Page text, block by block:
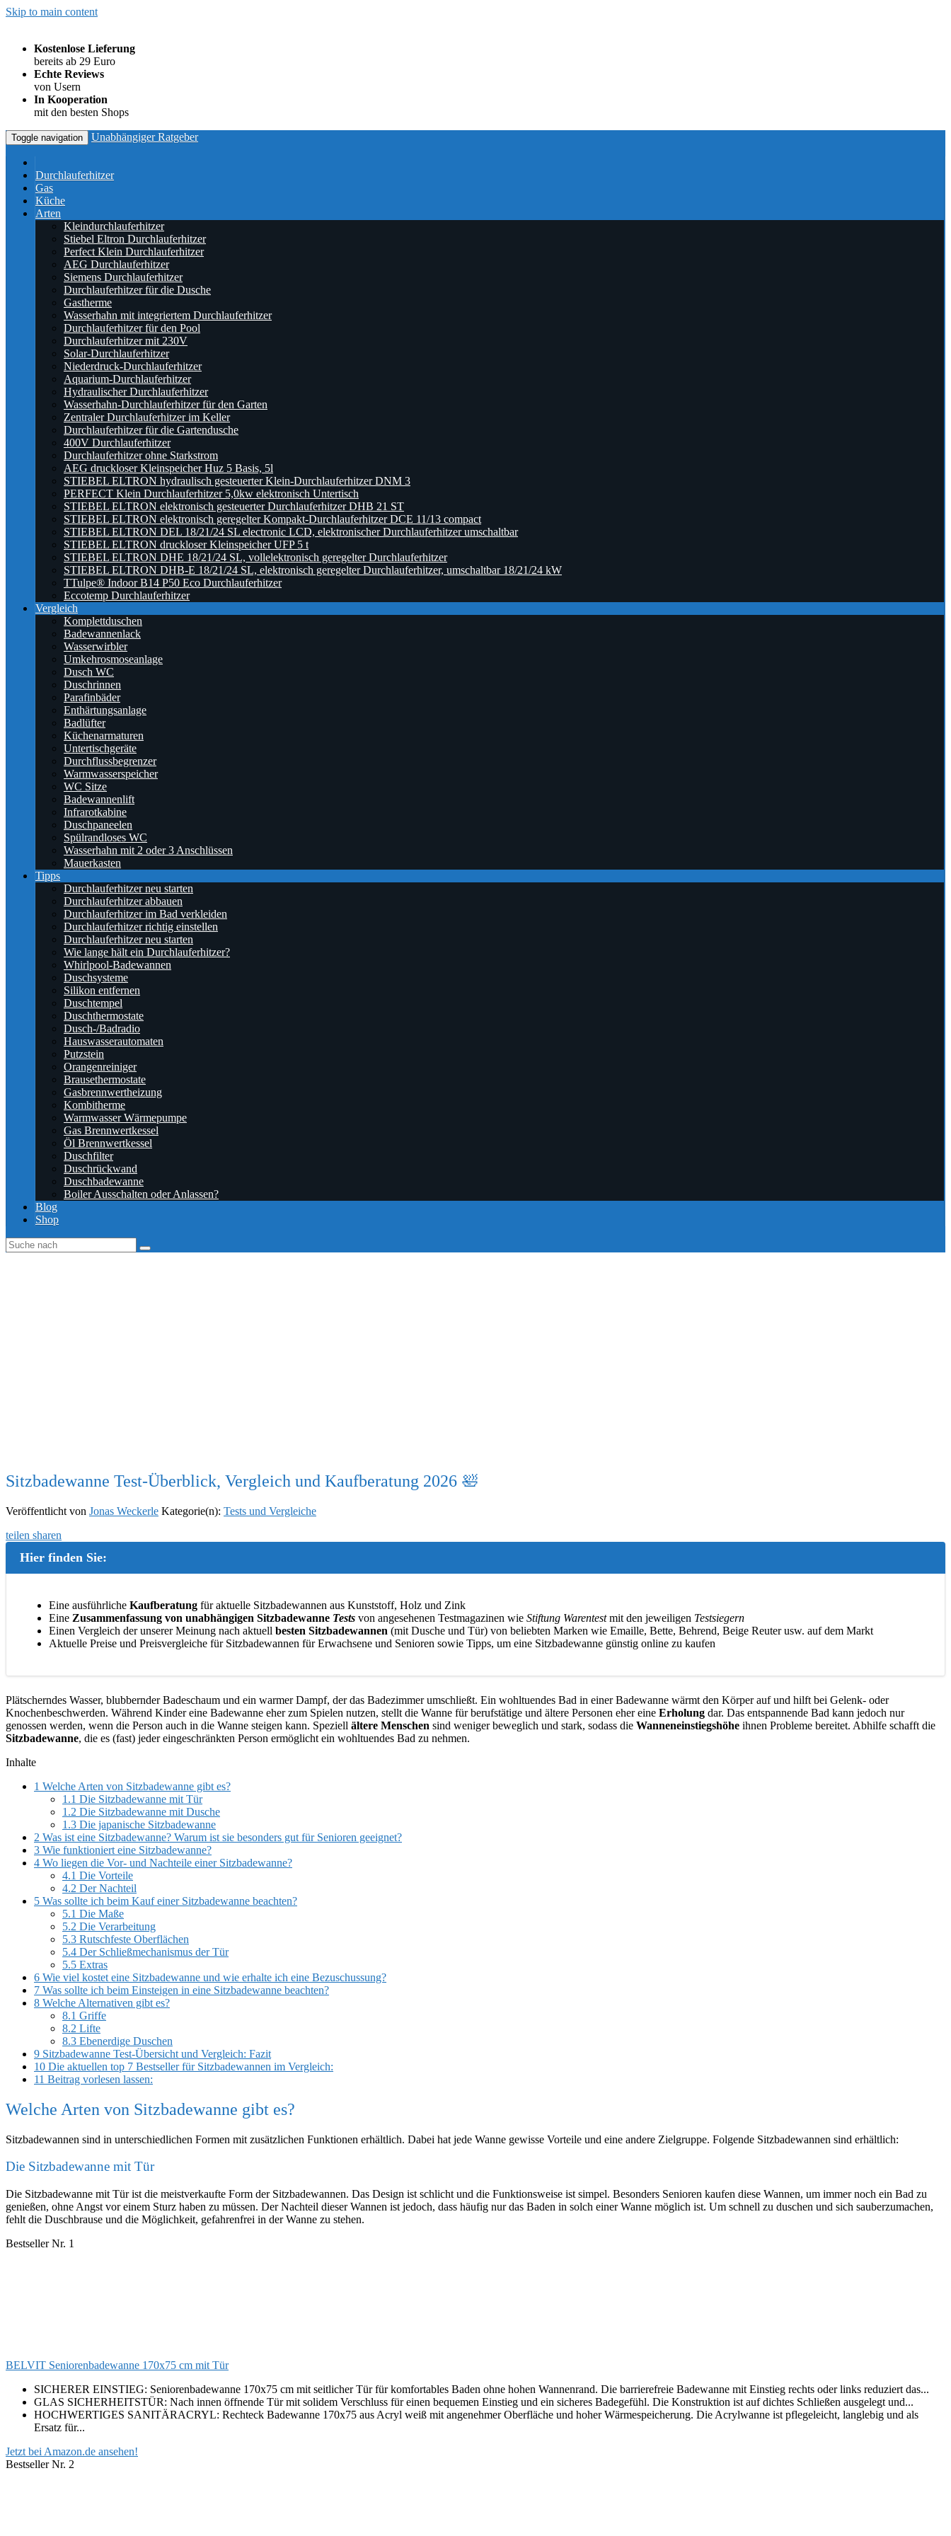
Skip to main content
Kostenlose Lieferung
bereits ab 29 Euro
Echte Reviews
von Usern
In Kooperation
mit den besten Shops
Toggle navigation Unabhängiger Ratgeber
Durchlauferhitzer
Gas
Küche
Arten
Kleindurchlauferhitzer
Stiebel Eltron Durchlauferhitzer
Perfect Klein Durchlauferhitzer
AEG Durchlauferhitzer
Siemens Durchlauferhitzer
Durchlauferhitzer für die Dusche
Gastherme
Wasserhahn mit integriertem Durchlauferhitzer
Durchlauferhitzer für den Pool
Durchlauferhitzer mit 230V
Solar-Durchlauferhitzer
Niederdruck-Durchlauferhitzer
Aquarium-Durchlauferhitzer
Hydraulischer Durchlauferhitzer
Wasserhahn-Durchlauferhitzer für den Garten
Zentraler Durchlauferhitzer im Keller
Durchlauferhitzer für die Gartendusche
400V Durchlauferhitzer
Durchlauferhitzer ohne Starkstrom
AEG druckloser Kleinspeicher Huz 5 Basis, 5l
STIEBEL ELTRON hydraulisch gesteuerter Klein-Durchlauferhitzer DNM 3
PERFECT Klein Durchlauferhitzer 5,0kw elektronisch Untertisch
STIEBEL ELTRON elektronisch gesteuerter Durchlauferhitzer DHB 21 ST
STIEBEL ELTRON elektronisch geregelter Kompakt-Durchlauferhitzer DCE 11/13 compact
STIEBEL ELTRON DEL 18/21/24 SL electronic LCD, elektronischer Durchlauferhitzer umschaltbar
STIEBEL ELTRON druckloser Kleinspeicher UFP 5 t
STIEBEL ELTRON DHE 18/21/24 SL, vollelektronisch geregelter Durchlauferhitzer
STIEBEL ELTRON DHB-E 18/21/24 SL, elektronisch geregelter Durchlauferhitzer, umschaltbar 18/21/24 kW
TTulpe® Indoor B14 P50 Eco Durchlauferhitzer
Eccotemp Durchlauferhitzer
Vergleich
Komplettduschen
Badewannenlack
Wasserwirbler
Umkehrosmoseanlage
Dusch WC
Duschrinnen
Parafinbäder
Enthärtungsanlage
Badlüfter
Küchenarmaturen
Untertischgeräte
Durchflussbegrenzer
Warmwasserspeicher
WC Sitze
Badewannenlift
Infrarotkabine
Duschpaneelen
Spülrandloses WC
Wasserhahn mit 2 oder 3 Anschlüssen
Mauerkasten
Tipps
Durchlauferhitzer neu starten
Durchlauferhitzer abbauen
Durchlauferhitzer im Bad verkleiden
Durchlauferhitzer richtig einstellen
Durchlauferhitzer neu starten
Wie lange hält ein Durchlauferhitzer?
Whirlpool-Badewannen
Duschsysteme
Silikon entfernen
Duschtempel
Duschthermostate
Dusch-/Badradio
Hauswasserautomaten
Putzstein
Orangenreiniger
Brausethermostate
Gasbrennwertheizung
Kombitherme
Warmwasser Wärmepumpe
Gas Brennwertkessel
Öl Brennwertkessel
Duschfilter
Duschrückwand
Duschbadewanne
Boiler Ausschalten oder Anlassen?
Blog
Shop
Sitzbadewanne Test-Überblick, Vergleich und Kaufberatung 2026 🛀
Veröffentlicht von Jonas Weckerle Kategorie(n): Tests und Vergleiche
teilen sharen
Hier finden Sie:
Eine ausführliche Kaufberatung für aktuelle Sitzbadewannen aus Kunststoff, Holz und Zink
Eine Zusammenfassung von unabhängigen Sitzbadewanne Tests von angesehenen Testmagazinen wie Stiftung Warentestmit den jeweiligen Testsiegern
Einen Vergleich der unserer Meinung nach aktuell besten Sitzbadewannen (mit Dusche und Tür) von beliebten Marken wie Emaille, Bette, Behrend, Beige Reuter usw. auf dem Markt
Aktuelle Preise und Preisvergleiche für Sitzbadewannen für Erwachsene und Senioren sowie Tipps, um eine Sitzbadewanne günstig online zu kaufen
Plätscherndes Wasser, blubbernder Badeschaum und ein warmer Dampf, der das Badezimmer umschließt. Ein wohltuendes Bad in einer Badewanne wärmt den Körper auf und hilft bei Gelenk- oder
Knochenbeschwerden. Während Kinder eine Badewanne eher zum Spielen nutzen, stellt die Wanne für berufstätige und ältere Personen eher eine Erholung dar. Das entspannende Bad kann jedoch nur
genossen werden, wenn die Person auch in die Wanne steigen kann. Speziell ältere Menschen sind weniger beweglich und stark, sodass die Wanneneinstiegshöhe ihnen Probleme bereitet. Abhilfe schafft die
Sitzbadewanne, die es (fast) jeder eingeschränkten Person ermöglicht ein wohltuendes Bad zu nehmen.
Inhalte
1 Welche Arten von Sitzbadewanne gibt es?
1.1 Die Sitzbadewanne mit Tür
1.2 Die Sitzbadewanne mit Dusche
1.3 Die japanische Sitzbadewanne
2 Was ist eine Sitzbadewanne? Warum ist sie besonders gut für Senioren geeignet?
3 Wie funktioniert eine Sitzbadewanne?
4 Wo liegen die Vor- und Nachteile einer Sitzbadewanne?
4.1 Die Vorteile
4.2 Der Nachteil
5 Was sollte ich beim Kauf einer Sitzbadewanne beachten?
5.1 Die Maße
5.2 Die Verarbeitung
5.3 Rutschfeste Oberflächen
5.4 Der Schließmechanismus der Tür
5.5 Extras
6 Wie viel kostet eine Sitzbadewanne und wie erhalte ich eine Bezuschussung?
7 Was sollte ich beim Einsteigen in eine Sitzbadewanne beachten?
8 Welche Alternativen gibt es?
8.1 Griffe
8.2 Lifte
8.3 Ebenerdige Duschen
9 Sitzbadewanne Test-Übersicht und Vergleich: Fazit
10 Die aktuellen top 7 Bestseller für Sitzbadewannen im Vergleich:
11 Beitrag vorlesen lassen:
Welche Arten von Sitzbadewanne gibt es?
Sitzbadewannen sind in unterschiedlichen Formen mit zusätzlichen Funktionen erhältlich. Dabei hat jede Wanne gewisse Vorteile und eine andere Zielgruppe. Folgende Sitzbadewannen sind erhältlich:
Die Sitzbadewanne mit Tür
Die Sitzbadewanne mit Tür ist die meistverkaufte Form der Sitzbadewannen. Das Design ist schlicht und die Funktionsweise ist simpel. Besonders Senioren kaufen diese Wannen, um immer noch ein Bad zu
genießen, ohne Angst vor einem Sturz haben zu müssen. Der Nachteil dieser Wannen ist jedoch, dass häufig nur das Baden in solch einer Wanne möglich ist. Um schnell zu duschen und sich sauberzumachen,
fehlt die Duschbrause und die Möglichkeit, gefahrenfrei in der Wanne zu stehen.
Bestseller Nr. 1
BELVIT Seniorenbadewanne 170x75 cm mit Tür
SICHERER EINSTIEG: Seniorenbadewanne 170x75 cm mit seitlicher Tür für komfortables Baden ohne hohen Wannenrand. Die barrierefreie Badewanne mit Einstieg rechts oder links reduziert das...
GLAS SICHERHEITSTÜR: Nach innen öffnende Tür mit solidem Verschluss für einen bequemen Einstieg und ein sicheres Badegefühl. Die Konstruktion ist auf dichtes Schließen ausgelegt und...
HOCHWERTIGES SANITÄRACRYL: Rechteck Badewanne 170x75 aus Acryl weiß mit angenehmer Oberfläche und hoher Wärmespeicherung. Die Acrylwanne ist pflegeleicht, langlebig und als
Ersatz für...
Jetzt bei Amazon.de ansehen!
Bestseller Nr. 2